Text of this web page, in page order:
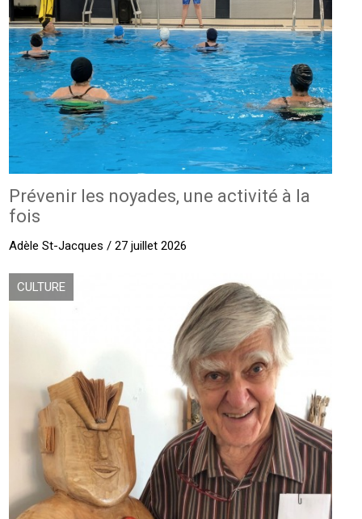
Prévenir les noyades, une activité à la
fois
Adèle St-Jacques / 27 juillet 2026
CULTURE